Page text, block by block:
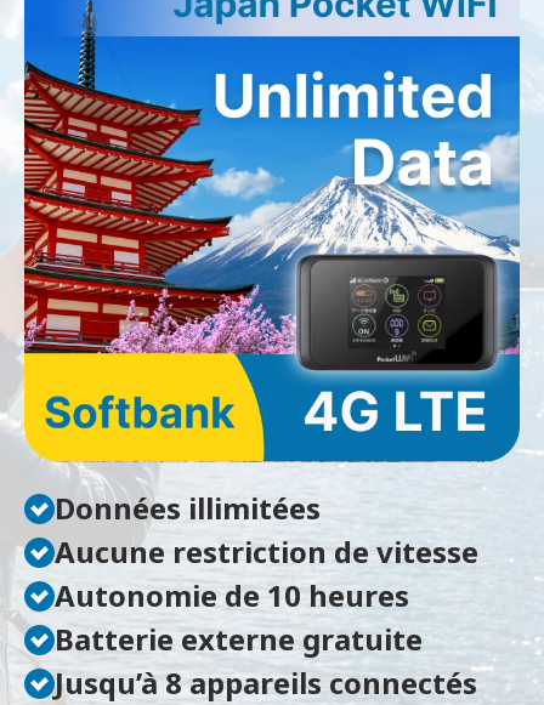
Données illimitées
Aucune restriction de vitesse
Autonomie de 10 heures
Batterie externe gratuite
Jusqu’à 8 appareils connectés